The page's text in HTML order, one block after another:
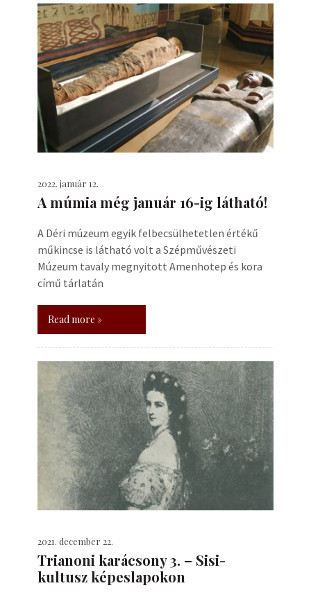
2022. január 12.
A múmia még január 16-ig látható!
A Déri múzeum egyik felbecsülhetetlen értékű
műkincse is látható volt a Szépművészeti
Múzeum tavaly megnyitott Amenhotep és kora
című tárlatán
Read more »
2021. december 22.
Trianoni karácsony 3. – Sisi-
kultusz képeslapokon